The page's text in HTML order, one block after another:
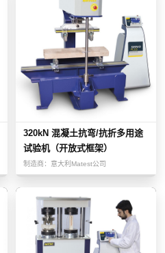
320kN 混凝土抗弯/抗折多用途
试验机（开放式框架）
制造商： 意大利Matest公司